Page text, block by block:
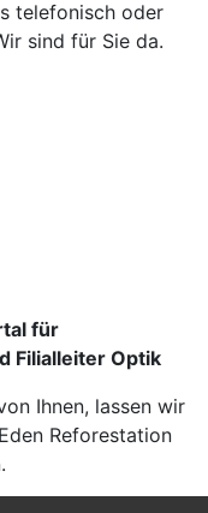
telefonisch oder
sind für Sie da.
für
Filialleiter Optik
Ihnen, lassen wir
Reforestation